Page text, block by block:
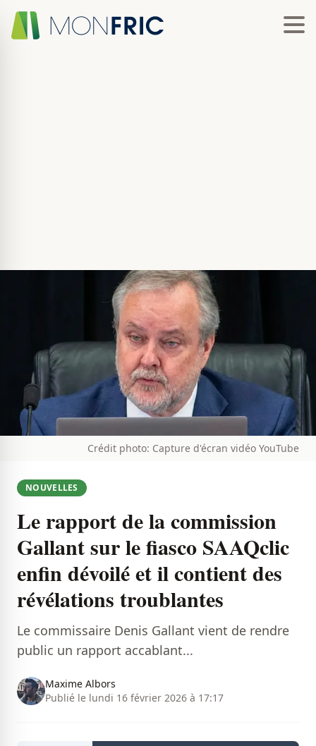
Crédit photo: Capture d'écran vidéo YouTube
NOUVELLES
Le rapport de la commission
Gallant sur le fiasco SAAQclic
enfin dévoilé et il contient des
révélations troublantes
Le commissaire Denis Gallant vient de rendre
public un rapport accablant...
Maxime Albors
Publié le lundi 16 février 2026 à 17:17